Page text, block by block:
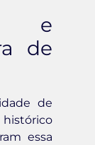
e
de
de
essa